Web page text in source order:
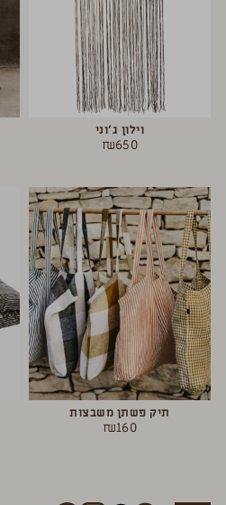
וילון ג’וני
₪650
תיק פשתן משבצות
₪160